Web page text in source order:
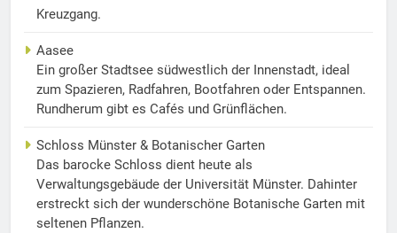
Kreuzgang.
Aasee
Ein großer Stadtsee südwestlich der Innenstadt, ideal
zum Spazieren, Radfahren, Bootfahren oder Entspannen.
Rundherum gibt es Cafés und Grünflächen.
Schloss Münster & Botanischer Garten
Das barocke Schloss dient heute als
Verwaltungsgebäude der Universität Münster. Dahinter
erstreckt sich der wunderschöne Botanische Garten mit
seltenen Pflanzen.